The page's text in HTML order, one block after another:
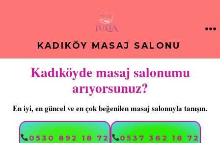
KADIKÖY MASAJ SALONU
Kadıköyde masaj salonumu
arıyorsunuz?
En iyi, en güncel ve en çok beğenilen masaj salonuyla tanışın.
0530 892 18 72 0537 362 18 72